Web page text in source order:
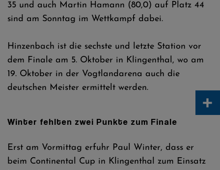
35 und auch Martin Hamann (80,0) auf Platz 44
sind am Sonntag im Wettkampf dabei.
Hinzenbach ist die sechste und letzte Station vor
dem Finale am 5. Oktober in Klingenthal, wo am
19. Oktober in der Vogtlandarena auch die
deutschen Meister ermittelt werden.
Winter fehlten zwei Punkte zum Finale
Erst am Vormittag erfuhr Paul Winter, dass er
beim Continental Cup in Klingenthal zum Einsatz
+